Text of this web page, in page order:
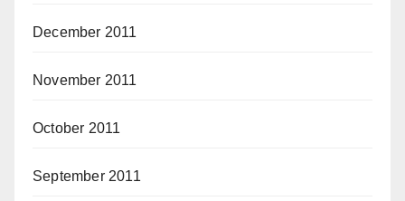
December 2011
November 2011
October 2011
September 2011